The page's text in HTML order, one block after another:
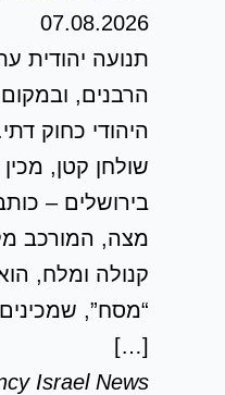
07.08.2026
תנועה יהודית
הרבנים,
היהודי כחוק
שולחן קטן,
מצה, המורכב
קנולה ומלח,
“מסח”,
[…]
Israel News